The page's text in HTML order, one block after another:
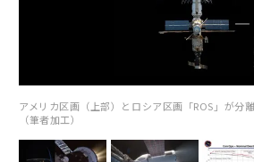
アメリカ区画（上部）とロシア区画「ROS」が分
（筆者加工）